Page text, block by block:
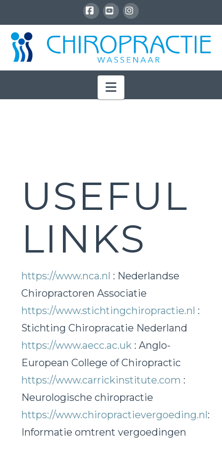
Facebook
YouTubeInstagram
Navigation
USEFUL
LINKS
https://www.nca.nl : Nederlandse
Chiropractoren Associatie
https://www.stichtingchiropractie.nl :
Stichting Chiropracatie Nederland
https://www.aecc.ac.uk : Anglo-
European College of Chiropractic
https://www.carrickinstitute.com :
Neurologische chiropractie
https://www.chiropractievergoeding.nl :
Informatie omtrent vergoedingen